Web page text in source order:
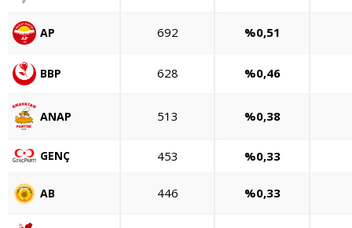
AP 692 %0,51
BBP 628 %0,46
ANAP 513 %0,38
GENÇ 453 %0,33
AB 446 %0,33